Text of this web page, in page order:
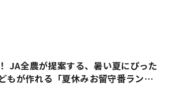
JA全農が提案する、暑い夏にぴった
もが作れる「夏休みお留守番ラン